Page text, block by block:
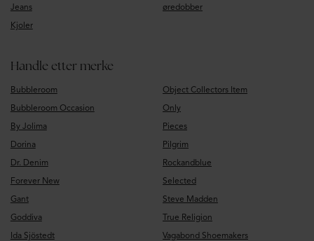
Jeans
Kjoler
øredobber
Handle etter merke
Bubbleroom
Bubbleroom Occasion
By Jolima
Dorina
Dr. Denim
Forever New
Gant
Goddiva
Ida Sjöstedt
Object Collectors Item
Only
Pieces
Pilgrim
Rockandblue
Selected
Steve Madden
True Religion
Vagabond Shoemakers